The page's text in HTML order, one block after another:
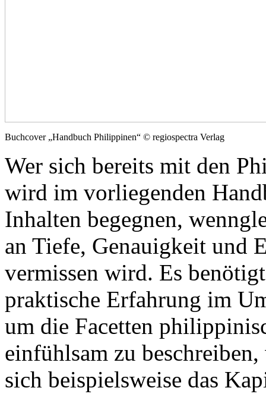
Buchcover „Handbuch Philippinen“ © regiospectra Verlag
Wer sich bereits mit den
wird im vorliegenden
Inhalten begegnen,
an Tiefe, Genauigkeit und
vermissen wird. Es
praktische Erfahrung im
um die Facetten
einfühlsam zu
sich beispielsweise das